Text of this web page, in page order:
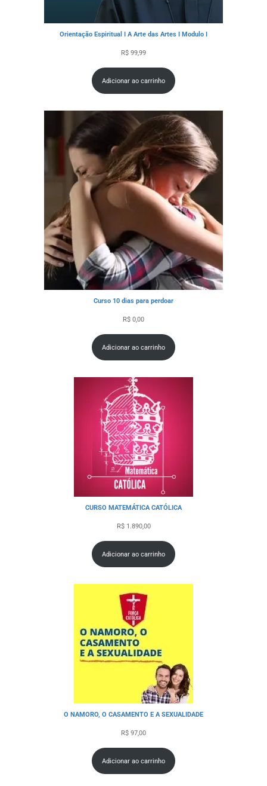
Orientação Espiritual I A Arte das Artes I Modulo I
R$ 99,99
Adicionar ao carrinho
Curso 10 dias para perdoar
R$ 0,00
Adicionar ao carrinho
CURSO MATEMÁTICA CATÓLICA
R$1.890,00
Adicionar ao carrinho
O NAMORO, O CASAMENTO E A SEXUALIDADE
R$ 97,00
Adicionar ao carrinho